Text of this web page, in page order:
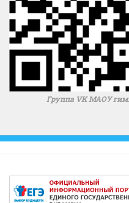
Группа VK МАОУ